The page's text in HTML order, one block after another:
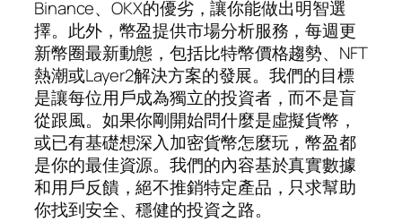
Binance、OKX的優劣，讓你能做出明智選
擇。此外，幣盈提供市場分析服務，每週更
新幣圈最新動態，包括比特幣價格趨勢、NFT
熱潮或Layer2解決方案的發展。我們的目標
是讓每位用戶成為獨立的投資者，而不是盲
從跟風。如果你剛開始問什麼是虛擬貨幣，
或已有基礎想深入加密貨幣怎麼玩，幣盈都
是你的最佳資源。我們的內容基於真實數據
和用戶反饋，絕不推銷特定產品，只求幫助
你找到安全、穩健的投資之路。